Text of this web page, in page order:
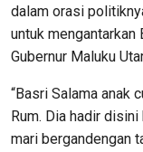
dalam orasi
untuk mengantarkan
Gubernur Maluku
“Basri Salama anak
Rum. Dia hadir
mari bergandengan